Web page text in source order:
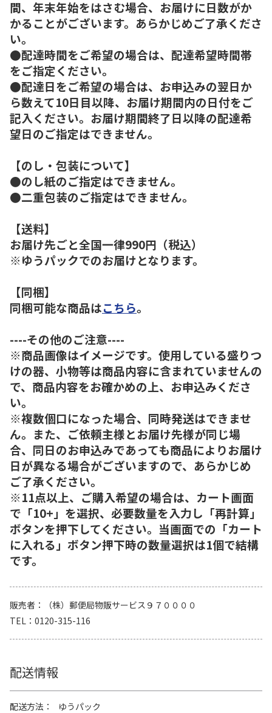
間、年末年始をはさむ場合、お届けに日数がか
かることがございます。あらかじめご了承くださ
い。
●配達時間をご希望の場合は、配達希望時間帯
をご指定ください。
●配達日をご希望の場合は、お申込みの翌日か
ら数えて10日目以降、お届け期間内の日付をご
記入ください。お届け期間終了日以降の配達希
望日のご指定はできません。
【のし・包装について】
●のし紙のご指定はできません。
●二重包装のご指定はできません。
【送料】
お届け先ごと全国一律990円（税込）
※ゆうパックでのお届けとなります。
【同梱】
同梱可能な商品はこちら。
----その他のご注意----
※商品画像はイメージです。使用している盛りつ
けの器、小物等は商品内容に含まれていませんの
で、商品内容をお確かめの上、お申込みくださ
い。
※複数個口になった場合、同時発送はできませ
ん。また、ご依頼主様とお届け先様が同じ場
合、同日のお申込みであっても商品によりお届け
日が異なる場合がございますので、あらかじめ
ご了承ください。
※11点以上、ご購入希望の場合は、カート画面
で「10+」を選択、必要数量を入力し「再計算」
ボタンを押下してください。当画面での「カート
に入れる」ボタン押下時の数量選択は1個で結構
です。
販売者
（株）郵便局物販サービス９７００００
TEL
0120-315-116
配送情報
配送方法
ゆうパック